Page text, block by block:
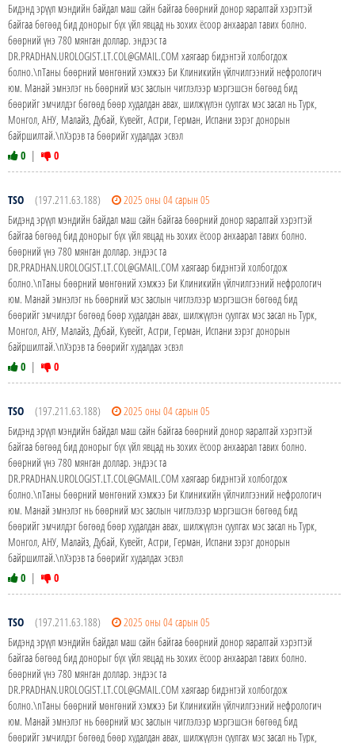
Бидэнд эрүүл мэндийн байдал маш сайн байгаа бөөрний донор яаралтай хэрэгтэй
байгаа бөгөөд бид донорыг бүх үйл явцад нь зохих ёсоор анхаарал тавих болно.
бөөрний үнэ 780 мянган доллар. эндээс та
DR.PRADHAN.UROLOGIST.LT.COL@GMAIL.COM хаягаар бидэнтэй холбогдож
болно.\nТаны бөөрний мөнгөний хэмжээ Би Клиникийн үйлчилгээний нефрологич
юм. Манай эмнэлэг нь бөөрний мэс заслын чиглэлээр мэргэшсэн бөгөөд бид
бөөрийг эмчилдэг бөгөөд бөөр худалдан авах, шилжүүлэн суулгах мэс засал нь Турк,
Монгол, АНУ, Малайз, Дубай, Кувейт, Астри, Герман, Испани зэрэг донорын
байршилтай.\nХэрэв та бөөрийг худалдах эсвэл
0 | 0
TSO (197.211.63.188)
2025 оны 04 сарын 05
Бидэнд эрүүл мэндийн байдал маш сайн байгаа бөөрний донор яаралтай хэрэгтэй
байгаа бөгөөд бид донорыг бүх үйл явцад нь зохих ёсоор анхаарал тавих болно.
бөөрний үнэ 780 мянган доллар. эндээс та
DR.PRADHAN.UROLOGIST.LT.COL@GMAIL.COM хаягаар бидэнтэй холбогдож
болно.\nТаны бөөрний мөнгөний хэмжээ Би Клиникийн үйлчилгээний нефрологич
юм. Манай эмнэлэг нь бөөрний мэс заслын чиглэлээр мэргэшсэн бөгөөд бид
бөөрийг эмчилдэг бөгөөд бөөр худалдан авах, шилжүүлэн суулгах мэс засал нь Турк,
Монгол, АНУ, Малайз, Дубай, Кувейт, Астри, Герман, Испани зэрэг донорын
байршилтай.\nХэрэв та бөөрийг худалдах эсвэл
0 | 0
TSO (197.211.63.188)
2025 оны 04 сарын 05
Бидэнд эрүүл мэндийн байдал маш сайн байгаа бөөрний донор яаралтай хэрэгтэй
байгаа бөгөөд бид донорыг бүх үйл явцад нь зохих ёсоор анхаарал тавих болно.
бөөрний үнэ 780 мянган доллар. эндээс та
DR.PRADHAN.UROLOGIST.LT.COL@GMAIL.COM хаягаар бидэнтэй холбогдож
болно.\nТаны бөөрний мөнгөний хэмжээ Би Клиникийн үйлчилгээний нефрологич
юм. Манай эмнэлэг нь бөөрний мэс заслын чиглэлээр мэргэшсэн бөгөөд бид
бөөрийг эмчилдэг бөгөөд бөөр худалдан авах, шилжүүлэн суулгах мэс засал нь Турк,
Монгол, АНУ, Малайз, Дубай, Кувейт, Астри, Герман, Испани зэрэг донорын
байршилтай.\nХэрэв та бөөрийг худалдах эсвэл
0 | 0
TSO (197.211.63.188)
2025 оны 04 сарын 05
Бидэнд эрүүл мэндийн байдал маш сайн байгаа бөөрний донор яаралтай хэрэгтэй
байгаа бөгөөд бид донорыг бүх үйл явцад нь зохих ёсоор анхаарал тавих болно.
бөөрний үнэ 780 мянган доллар. эндээс та
DR.PRADHAN.UROLOGIST.LT.COL@GMAIL.COM хаягаар бидэнтэй холбогдож
болно.\nТаны бөөрний мөнгөний хэмжээ Би Клиникийн үйлчилгээний нефрологич
юм. Манай эмнэлэг нь бөөрний мэс заслын чиглэлээр мэргэшсэн бөгөөд бид
бөөрийг эмчилдэг бөгөөд бөөр худалдан авах, шилжүүлэн суулгах мэс засал нь Турк,